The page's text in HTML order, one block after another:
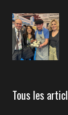
Tous les